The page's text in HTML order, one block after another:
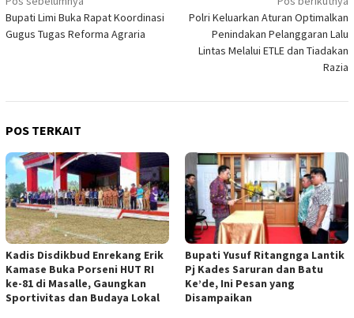
pos
Bupati Limi Buka Rapat Koordinasi
Gugus Tugas Reforma Agraria
Polri Keluarkan Aturan Optimalkan
Penindakan Pelanggaran Lalu
Lintas Melalui ETLE dan Tiadakan
Razia
POS TERKAIT
Kadis Disdikbud Enrekang Erik
Kamase Buka Porseni HUT RI
ke-81 di Masalle, Gaungkan
Sportivitas dan Budaya Lokal
Bupati Yusuf Ritangnga Lantik
Pj Kades Saruran dan Batu
Ke’de, Ini Pesan yang
Disampaikan